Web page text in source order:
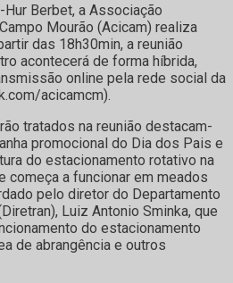
Berbet, a Associação
Mourão (Acicam) realiza
das 18h30min, a reunião
acontecerá de forma híbrida,
online pela rede social da
acicamcm).
tratados na reunião destacam-
promocional do Dia dos Pais e
do estacionamento rotativo na
começa a funcionar em meados
pelo diretor do Departamento
Luiz Antonio Sminka, que
do estacionamento
de abrangência e outros